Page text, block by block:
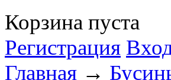
Корзина пуста
Регистрация
Главная →